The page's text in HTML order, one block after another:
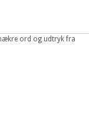
ord og udtryk fra